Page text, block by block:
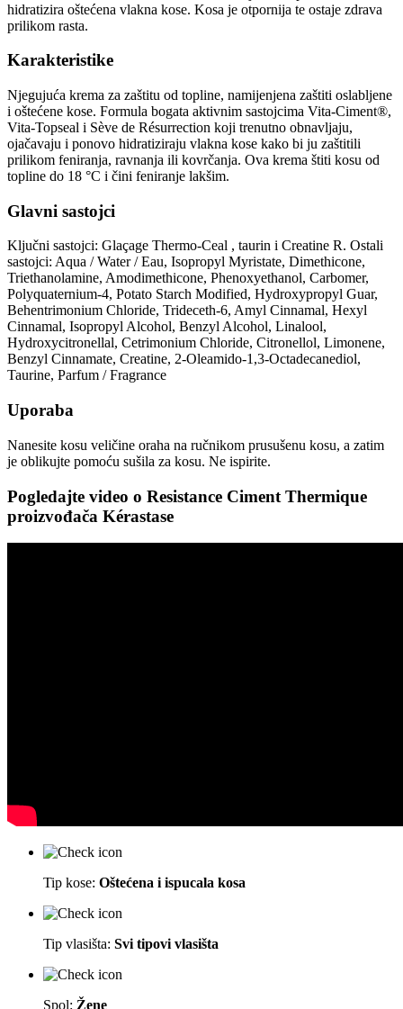
hidratizira oštećena vlakna kose. Kosa je otpornija te ostaje zdrava
prilikom rasta.
Karakteristike
Njegujuća krema za zaštitu od topline, namijenjena zaštiti oslabljene
i oštećene kose. Formula bogata aktivnim sastojcima Vita-Ciment®,
Vita-Topseal i Sève de Résurrection koji trenutno obnavljaju,
ojačavaju i ponovo hidratiziraju vlakna kose kako bi ju zaštitili
prilikom feniranja, ravnanja ili kovrčanja. Ova krema štiti kosu od
topline do 18 °C i čini feniranje lakšim.
Glavni sastojci
Ključni sastojci: Glaçage Thermo-Ceal , taurin i Creatine R. Ostali
sastojci: Aqua / Water / Eau, Isopropyl Myristate, Dimethicone,
Triethanolamine, Amodimethicone, Phenoxyethanol, Carbomer,
Polyquaternium-4, Potato Starch Modified, Hydroxypropyl Guar,
Behentrimonium Chloride, Trideceth-6, Amyl Cinnamal, Hexyl
Cinnamal, Isopropyl Alcohol, Benzyl Alcohol, Linalool,
Hydroxycitronellal, Cetrimonium Chloride, Citronellol, Limonene,
Benzyl Cinnamate, Creatine, 2-Oleamido-1,3-Octadecanediol,
Taurine, Parfum / Fragrance
Uporaba
Nanesite kosu veličine oraha na ručnikom prusušenu kosu, a zatim
je oblikujte pomoću sušila za kosu. Ne ispirite.
Pogledajte video o Resistance Ciment Thermique
proizvođača Kérastase
Tip kose: Oštećena i ispucala kosa
Tip vlasišta: Svi tipovi vlasišta
Spol: Žene